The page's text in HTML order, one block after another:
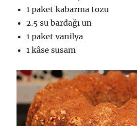
1 paket kabarma tozu
2.5 su bardağı un
1 paket vanilya
1 kâse susam